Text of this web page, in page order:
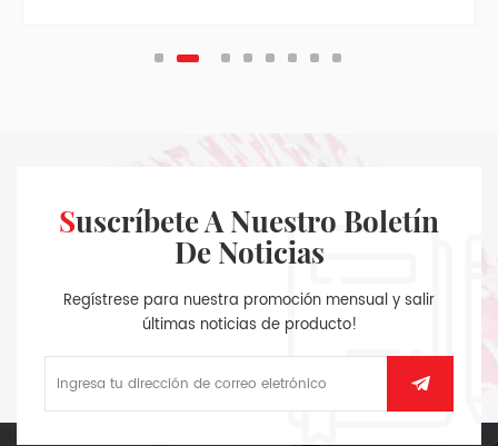
Suscríbete A Nuestro Boletín
De Noticias
Regístrese para nuestra promoción mensual y salir
últimas noticias de producto!